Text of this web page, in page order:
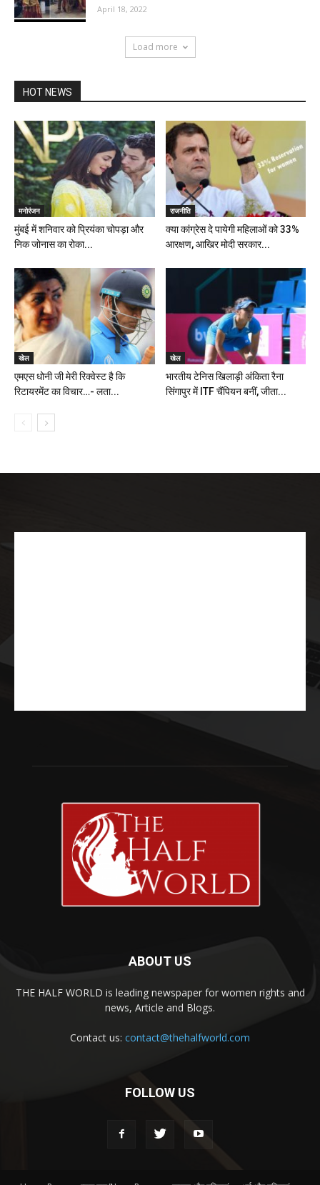
April 18, 2022
Load more
HOT NEWS
मनोरंजन
मुंबई में शनिवार को प्रियंका चोपड़ा और
निक जोनास का रोका...
राजनीति
क्या कांग्रेस दे पायेगी महिलाओं को 33%
आरक्षण, आखिर मोदी सरकार...
खेल
एमएस धोनी जी मेरी रिक्वेस्ट है कि
रिटायरमेंट का विचार…- लता...
खेल
भारतीय टेनिस खिलाड़ी अंकिता रैना
सिंगापुर में ITF चैंपियन बनीं, जीता...
ABOUT US
THE HALF WORLD is leading newspaper for women rights and
news, Article and Blogs.
Contact us: contact@thehalfworld.com
FOLLOW US